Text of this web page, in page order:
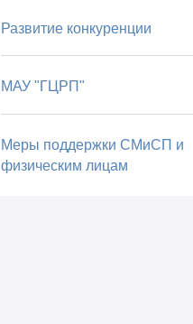
Развитие конкуренции
МАУ "ГЦРП"
Меры поддержки СМиСП и
физическим лицам